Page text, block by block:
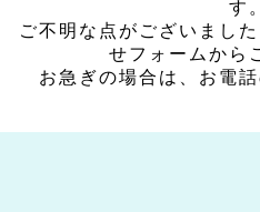
す。
ご不明な点がございまし
せフォームから
お急ぎの場合は、お電